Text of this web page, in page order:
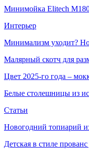
Минимойка Elitech
Интерьер
Минимализм уходит?
Малярный скотч для
Цвет 2025-го года –
Белые столешницы из
Статьи
Новогодний топиарий
Детская в стиле